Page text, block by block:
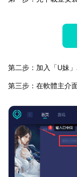
第二步：加入「U妹
第三步：在軟體主介